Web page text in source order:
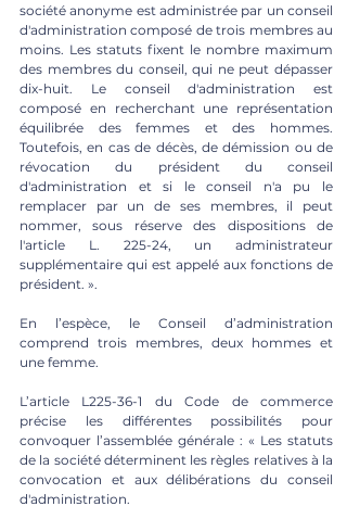
société anonyme est administrée par un conseil
d'administration composé de trois membres au
moins. Les statuts fixent le nombre maximum
des membres du conseil, qui ne peut dépasser
dix-huit. Le conseil d'administration est
composé en recherchant une représentation
équilibrée des femmes et des hommes.
Toutefois, en cas de décès, de démission ou de
révocation du président du conseil
d'administration et si le conseil n'a pu le
remplacer par un de ses membres, il peut
nommer, sous réserve des dispositions de
l'article L. 225-24, un administrateur
supplémentaire qui est appelé aux fonctions de
président. ».
En l’espèce, le Conseil d’administration
comprend trois membres, deux hommes et
une femme.
L’article L225-36-1 du Code de commerce
précise les différentes possibilités pour
convoquer l’assemblée générale : « Les statuts
de la société déterminent les règles relatives à la
convocation et aux délibérations du conseil
d'administration.